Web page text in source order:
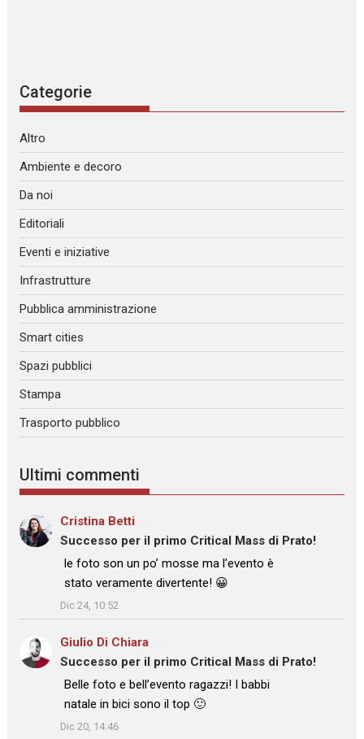
Categorie
Altro
Ambiente e decoro
Da noi
Editoriali
Eventi e iniziative
Infrastrutture
Pubblica amministrazione
Smart cities
Spazi pubblici
Stampa
Trasporto pubblico
Ultimi commenti
Cristina Betti
Successo per il primo Critical Mass di Prato!
: “le foto son un po’ mosse ma l’evento è
stato veramente divertente! 😀
”
Dic 24, 10:52
Giulio Di Chiara
Successo per il primo Critical Mass di Prato!
: “
Belle foto e bell’evento ragazzi! I babbi
natale in bici sono il top 🙂
”
Dic 20, 14:46